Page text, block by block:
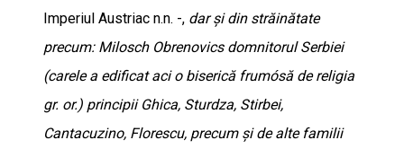
Imperiul Austriac n.n. -, dar și din străinătate
precum: Milosch Obrenovics domnitorul Serbiei
(carele a edificat aci o biserică frumósă de religia
gr. or.) principii Ghica, Sturdza, Stirbei,
Cantacuzino, Florescu, precum și de alte familii